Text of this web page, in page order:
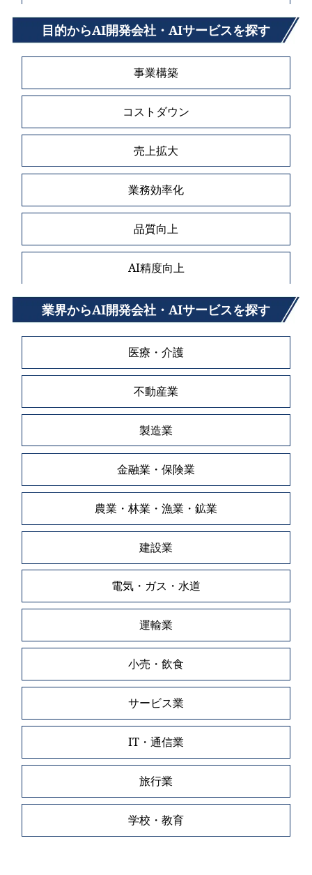
目的からAI開発会社・AIサービスを探す
事業構築
コストダウン
売上拡大
業務効率化
品質向上
AI精度向上
業界からAI開発会社・AIサービスを探す
医療・介護
不動産業
製造業
金融業・保険業
農業・林業・漁業・鉱業
建設業
電気・ガス・水道
運輸業
小売・飲食
サービス業
IT・通信業
旅行業
学校・教育